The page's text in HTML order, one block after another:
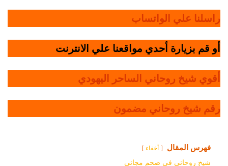
راسلنا علي الواتساب
أو قم بزيارة أحدي مواقعنا علي الانترنت
أقوي شيخ روحاني الساحر اليهودي
رقم شيخ روحاني مضمون
فهرس المقال أخفاء
شيخ روحاني في صحم مجاني